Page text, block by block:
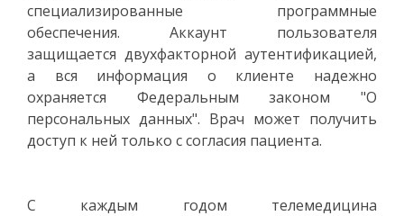
специализированные программные
обеспечения. Аккаунт пользователя
защищается двухфакторной аутентификацией,
а вся информация о клиенте надежно
охраняется Федеральным законом "О
персональных данных". Врач может получить
доступ к ней только с согласия пациента.
С каждым годом телемедицина